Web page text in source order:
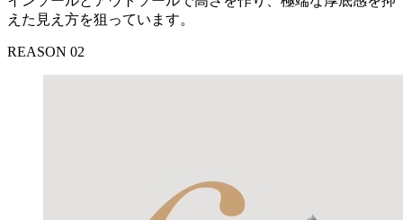
えた見え方を狙っています。
REASON 02